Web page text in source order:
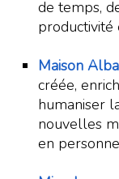
de temps,
productivité
Maison
créée,
humaniser
nouvelles
en